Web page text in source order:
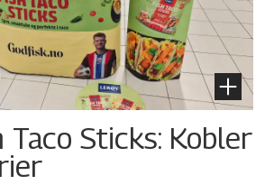
Taco Sticks: Kobler